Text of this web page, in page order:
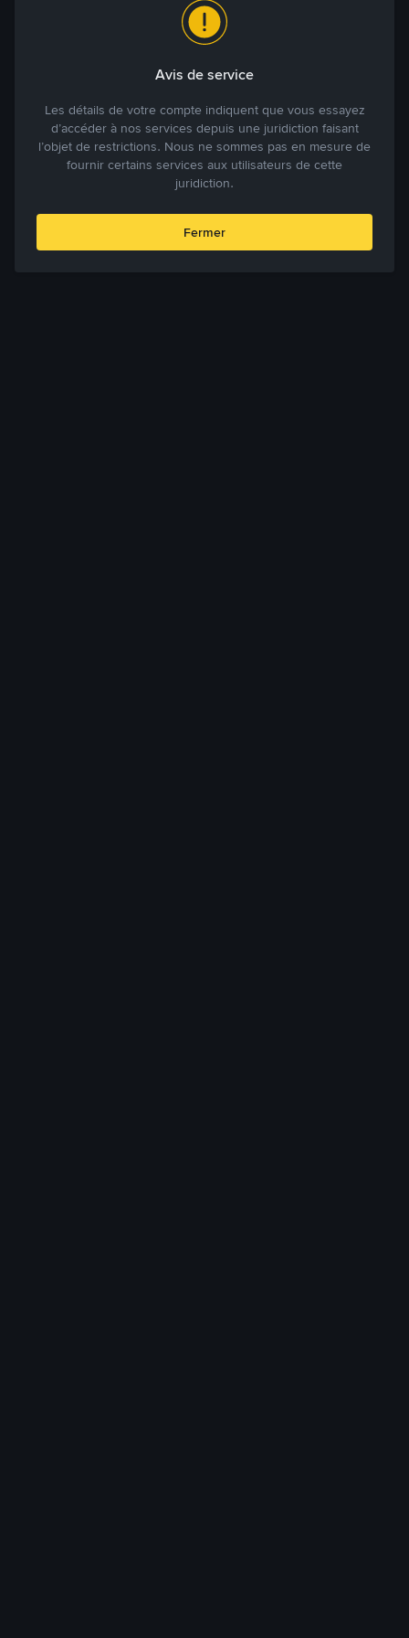
Avis de service
Les détails de votre compte indiquent que vous essayez
d’accéder à nos services depuis une juridiction faisant
l’objet de restrictions. Nous ne sommes pas en mesure de
fournir certains services aux utilisateurs de cette
juridiction.
Fermer